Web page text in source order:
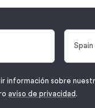
información sobre
aviso de privacidad .